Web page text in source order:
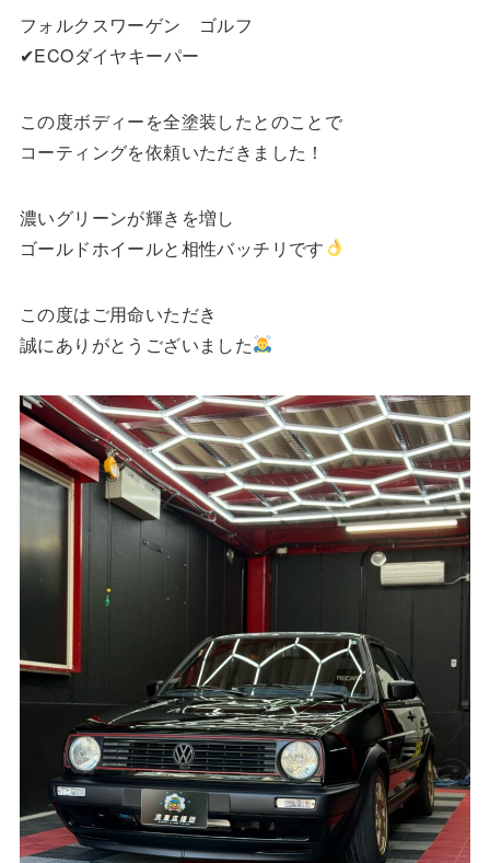
フォルクスワーゲン ゴルフ
✔︎ECOダイヤキーパー
この度ボディーを全塗装したとのことで
コーティングを依頼いただきました！
濃いグリーンが輝きを増し
ゴールドホイールと相性バッチリです
この度はご用命いただき
誠にありがとうございました